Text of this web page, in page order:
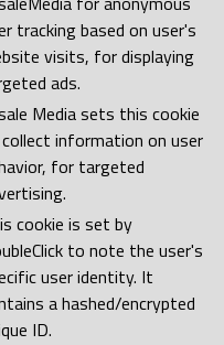
tracking based on user's
visits, for displaying
ads.
Media sets this cookie
information on user
for targeted
cookie is set by
to note the user's
user identity. It
a hashed/encrypted
ID.